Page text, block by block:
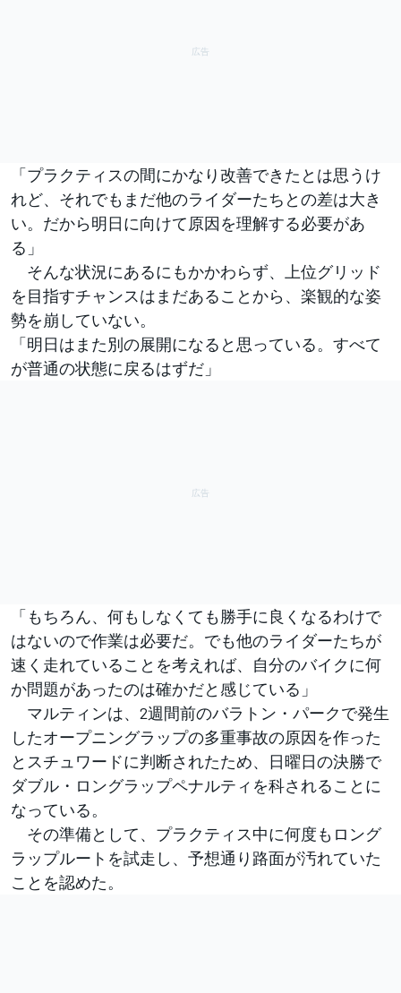
「プラクティスの間にかなり改善できたとは思うけ
れど、それでもまだ他のライダーたちとの差は大き
い。だから明日に向けて原因を理解する必要があ
る」
そんな状況にあるにもかかわらず、上位グリッド
を目指すチャンスはまだあることから、楽観的な姿
勢を崩していない。
「明日はまた別の展開になると思っている。すべて
が普通の状態に戻るはずだ」
「もちろん、何もしなくても勝手に良くなるわけで
はないので作業は必要だ。でも他のライダーたちが
速く走れていることを考えれば、自分のバイクに何
か問題があったのは確かだと感じている」
マルティンは、2週間前のバラトン・パークで発生
したオープニングラップの多重事故の原因を作った
とスチュワードに判断されたため、日曜日の決勝で
ダブル・ロングラップペナルティを科されることに
なっている。
その準備として、プラクティス中に何度もロング
ラップルートを試走し、予想通り路面が汚れていた
ことを認めた。